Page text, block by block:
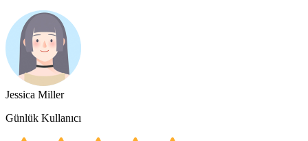
Jessica Miller
Günlük Kullanıcı